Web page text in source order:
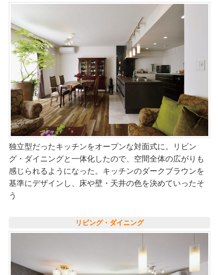
独立型だったキッチンをオープンな対面式に。リビン
グ・ダイニングと一体化したので、空間全体の広がりも
感じられるようになった。キッチンのダークブラウンを
基準にデザインし、床や壁・天井の色を決めていったそ
う
リビング・ダイニング